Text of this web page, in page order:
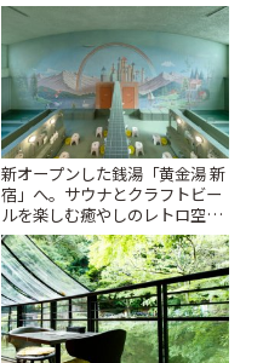
新オープンした銭湯「黄金湯 新
宿」へ。サウナとクラフトビー
ルを楽しむ癒やしのレトロ空間
| ことりっぷ